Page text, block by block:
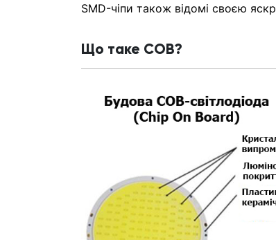
SMD-чіпи також відомі своєю
Що таке COB?